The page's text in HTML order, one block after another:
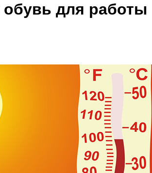
обувь для работы